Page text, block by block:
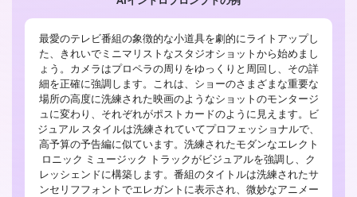
最愛のテレビ番組の象徴的な小道具を劇的にライトアップし
た、きれいでミニマリストなスタジオショットから始めまし
ょう。カメラはプロペラの周りをゆっくりと周回し、その詳
細を正確に強調します。これは、ショーのさまざまな重要な
場所の高度に洗練された映画のようなショットのモンタージ
ュに変わり、それぞれがポストカードのように見えます。ビ
ジュアル スタイルは洗練されていてプロフェッショナルで、
高予算の予告編に似ています。洗練されたモダンなエレクト
ロニック ミュージック トラックがビジュアルを強調し、ク
レッシェンドに構築します。番組のタイトルは洗練されたサ
ンセリフフォントでエレガントに表示され、微妙なアニメー